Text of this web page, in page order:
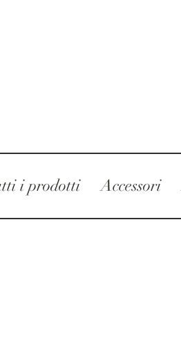
i prodotti Accessori